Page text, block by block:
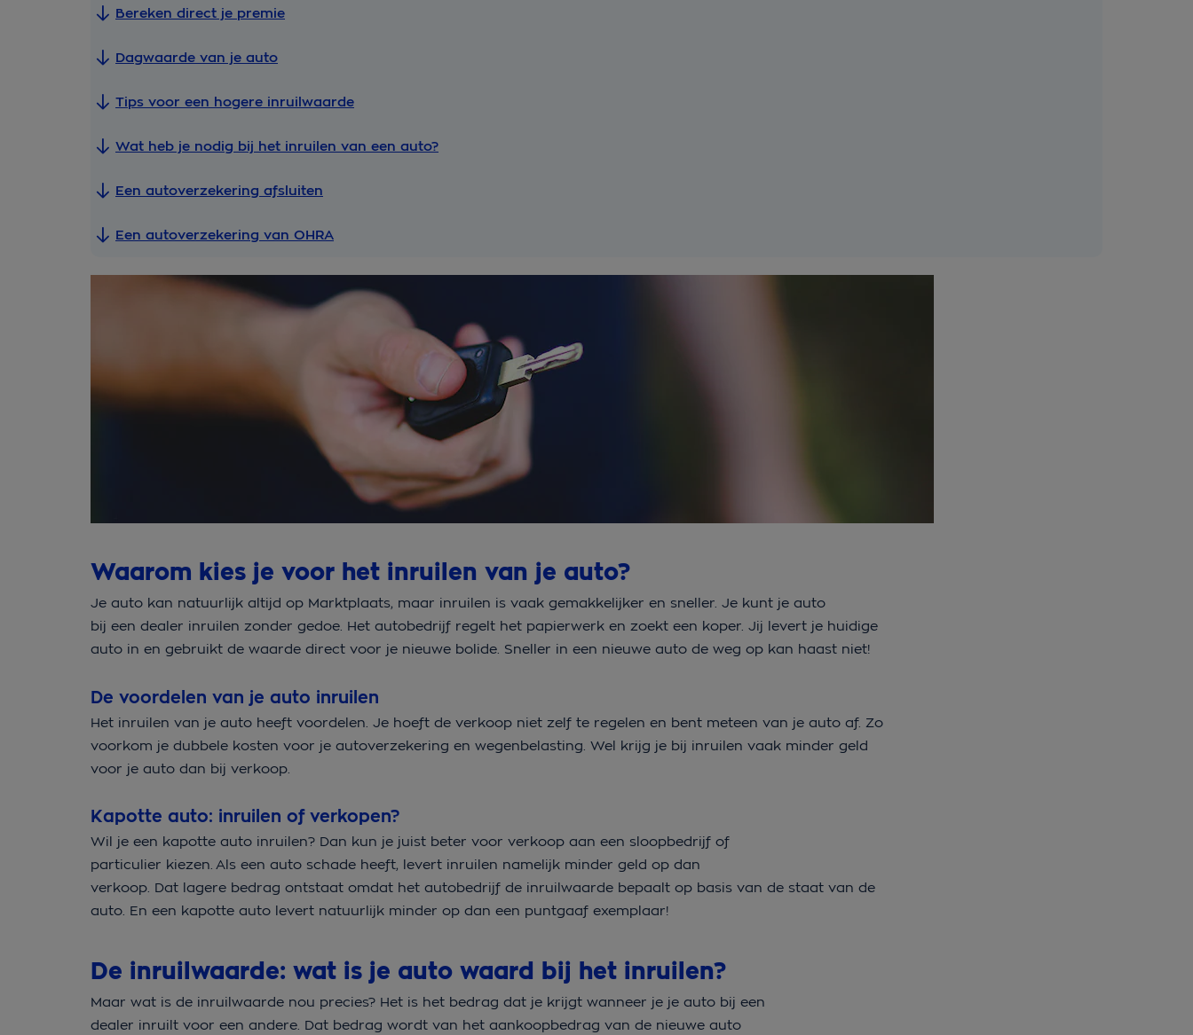
Bereken direct je premie
Dagwaarde van je auto
Tips voor een hogere inruilwaarde
Wat heb je nodig bij het inruilen van een auto?
Een autoverzekering afsluiten
Een autoverzekering van OHRA
Waarom kies je voor het inruilen van je auto?
Je auto kan natuurlijk altijd op Marktplaats, maar inruilen is vaak gemakkelijker en sneller. Je kunt je auto
bij een dealer inruilen zonder gedoe. Het autobedrijf regelt het papierwerk en zoekt een koper. Jij levert je huidige
auto in en gebruikt de waarde direct voor je nieuwe bolide. Sneller in een nieuwe auto de weg op kan haast niet!
De voordelen van je auto inruilen
Het inruilen van je auto heeft voordelen. Je hoeft de verkoop niet zelf te regelen en bent meteen van je auto af. Zo
voorkom je dubbele kosten voor je autoverzekering en wegenbelasting. Wel krijg je bij inruilen vaak minder geld
voor je auto dan bij verkoop.
Kapotte auto: inruilen of verkopen?
Wil je een kapotte auto inruilen? Dan kun je juist beter voor verkoop aan een sloopbedrijf of
particulier kiezen. Als een auto schade heeft, levert inruilen namelijk minder geld op dan
verkoop. Dat lagere bedrag ontstaat omdat het autobedrijf de inruilwaarde bepaalt op basis van de staat van de
auto. En een kapotte auto levert natuurlijk minder op dan een puntgaaf exemplaar!
De inruilwaarde: wat is je auto waard bij het inruilen?
Maar wat is de inruilwaarde nou precies? Het is het bedrag dat je krijgt wanneer je je auto bij een
dealer inruilt voor een andere. Dat bedrag wordt van het aankoopbedrag van de nieuwe auto